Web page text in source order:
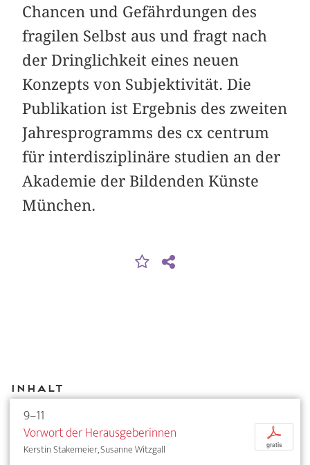
Chancen und Gefährdungen des
fragilen Selbst aus und fragt nach
der Dringlichkeit eines neuen
Konzepts von Subjektivität. Die
Publikation ist Ergebnis des zweiten
Jahresprogramms des cx centrum
für interdisziplinäre studien an der
Akademie der Bildenden Künste
München.
Inhalt
9–11
Vorwort der Herausgeberinnen
Kerstin Stakemeier, Susanne Witzgall
p
gratis